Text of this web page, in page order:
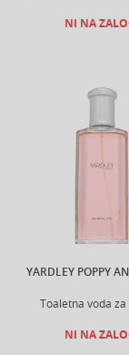
NI NA
YARDLEY POPPY
Toaletna voda za
NI NA